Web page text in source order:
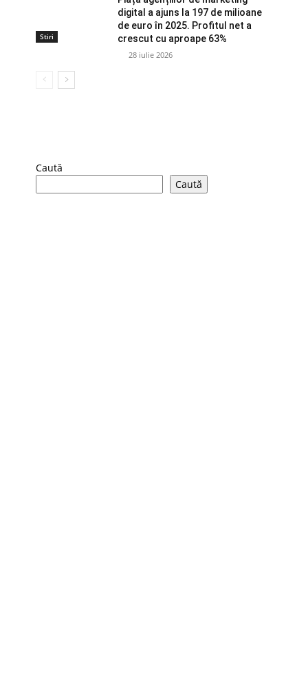
Stiri
digital a ajuns la 197 de milioane
de euro în 2025. Profitul net a
crescut cu aproape 63%
28 iulie 2026
Caută
Caută